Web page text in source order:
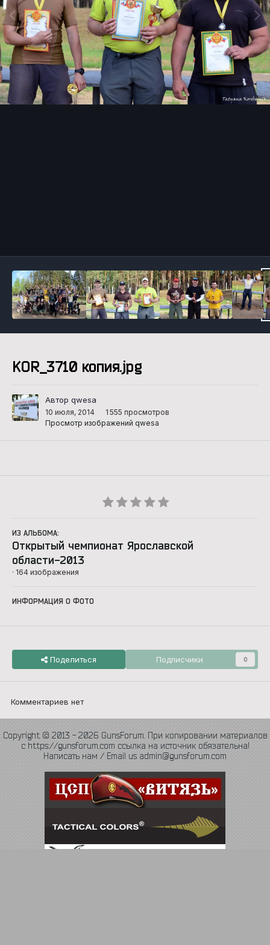
KOR_3710 копия.jpg
Автор qwesa
10 июля, 2014
1 555 просмотров
Просмотр изображений qwesa
ИЗ АЛЬБОМА:
Открытый чемпионат Ярославской
области-2013
· 164 изображения
ИНФОРМАЦИЯ О ФОТО
Поделиться Подписчики 0
Комментариев нет
Copyright © 2013 - 2026 GunsForum. При копировании материалов
с https://gunsforum.com ссылка на источник обязательна!
Написать нам / Email us admin@gunsforum.com